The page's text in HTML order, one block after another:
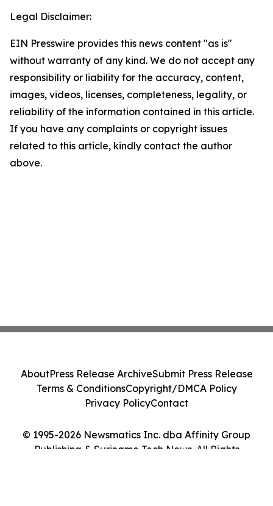
Legal Disclaimer:
EIN Presswire provides this news content "as is"
without warranty of any kind. We do not accept any
responsibility or liability for the accuracy, content,
images, videos, licenses, completeness, legality, or
reliability of the information contained in this article.
If you have any complaints or copyright issues
related to this article, kindly contact the author
above.
© 1995-2026 Newsmatics Inc. dba Affinity Group
Publishing & Suriname Tech News. All Rights
AboutPress Release ArchiveSubmit Press Release
Terms & ConditionsCopyright/DMCA Policy
Privacy PolicyContact